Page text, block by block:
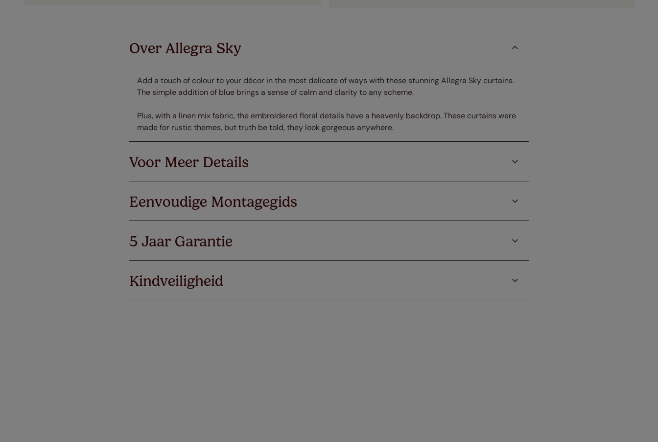
Over Allegra Sky
Add a touch of colour to your décor in the most delicate of ways with these stunning Allegra Sky curtains.
The simple addition of blue brings a sense of calm and clarity to any scheme.
Plus, with a linen mix fabric, the embroidered floral details have a heavenly backdrop. These curtains were
made for rustic themes, but truth be told, they look gorgeous anywhere.
Voor Meer Details
Eenvoudige Montagegids
5 Jaar Garantie
Kindveiligheid